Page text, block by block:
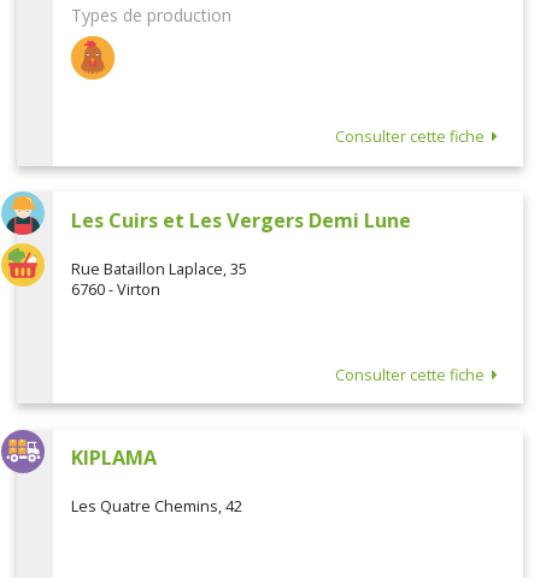
Types de production
Consulter cette fiche
Les Cuirs et Les Vergers Demi Lune
Rue Bataillon Laplace, 35
6760 - Virton
Consulter cette fiche
KIPLAMA
Les Quatre Chemins, 42